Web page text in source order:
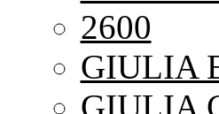
2600
GIULIA
GIULIA